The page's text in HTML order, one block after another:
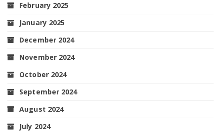
February 2025
January 2025
December 2024
November 2024
October 2024
September 2024
August 2024
July 2024